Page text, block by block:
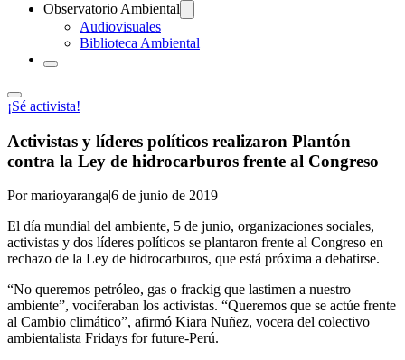
Observatorio Ambiental
Audiovisuales
Biblioteca Ambiental
¡Sé activista!
Activistas y líderes políticos realizaron Plantón
contra la Ley de hidrocarburos frente al Congreso
Por marioyaranga|6 de junio de 2019
El día mundial del ambiente, 5 de junio, organizaciones sociales,
activistas y dos líderes políticos se plantaron frente al Congreso en
rechazo de la Ley de hidrocarburos, que está próxima a debatirse.
“No queremos petróleo, gas o frackig que lastimen a nuestro
ambiente”, vociferaban los activistas. “Queremos que se actúe frente
al Cambio climático”, afirmó Kiara Nuñez, vocera del colectivo
ambientalista Fridays for future-Perú.